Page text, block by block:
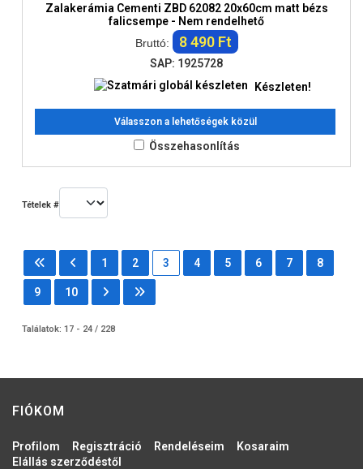
Zalakerámia Cementi ZBD 62082 20x60cm matt bézs
falicsempe - Nem rendelhető
Bruttó:
8 490 Ft
SAP: 1925728
Készleten!
Válasszon a lehetőségek közül
Összehasonlítás
Tételek #
1 2 3 4 5 6 7 8
9 10
Találatok: 17 - 24 / 228
FIÓKOM
Profilom Regisztráció Rendeléseim
Kosaraim
Elállás szerződéstől